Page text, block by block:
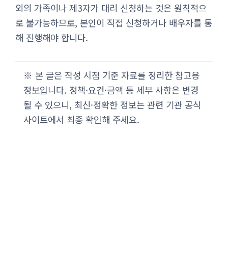
외의 가족이나 제3자가 대리 신청하는 것은 원칙적으
로 불가능하므로, 본인이 직접 신청하거나 배우자를 통
해 진행해야 합니다.
※ 본 글은 작성 시점 기준 자료를 정리한 참고용
정보입니다. 정책·요건·금액 등 세부 사항은 변경
될 수 있으니, 최신·정확한 정보는 관련 기관 공식
사이트에서 최종 확인해 주세요.